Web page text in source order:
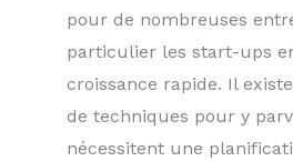
pour de nombreuses
particulier les start-ups
croissance rapide. Il
de techniques pour y
nécessitent une